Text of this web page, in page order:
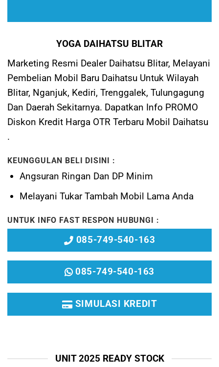
YOGA DAIHATSU BLITAR
Marketing Resmi Dealer Daihatsu Blitar, Melayani
Pembelian Mobil Baru Daihatsu Untuk Wilayah
Blitar, Nganjuk, Kediri, Trenggalek, Tulungagung
Dan Daerah Sekitarnya. Dapatkan Info PROMO
Diskon Kredit Harga OTR Terbaru Mobil Daihatsu
.
KEUNGGULAN BELI DISINI :
Angsuran Ringan Dan DP Minim
MelayaniTukar Tambah Mobil Lama Anda
UNTUK INFO FAST RESPON HUBUNGI :
085-749-540-163
085-749-540-163
SIMULASI KREDIT
UNIT 2025 READY STOCK